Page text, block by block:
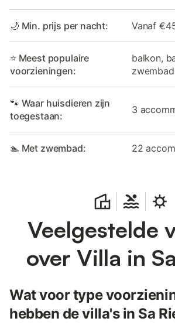
🌙 Min. prijs per nacht: Vanaf
⭐ Meest populaire
voorzieningen:
balkon,
🐾 Waar huisdieren zijn
toegestaan:
3
🏊 Met zwembad: 22
Veelgestelde
over Villa in
Wat voor type
hebben de villa's in Sa